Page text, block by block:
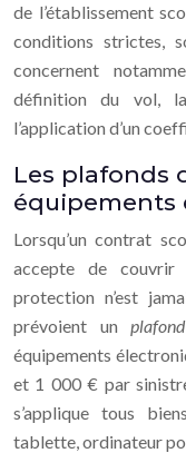
de l’établissement
conditions strictes,
concernent
définition du vol,
l’application d’un
Les plafonds
équipements
Lorsqu’un contrat
accepte de couvrir
protection n’est
prévoient un
équipements
et 1 000 € par
s’applique tous
tablette, ordinateur